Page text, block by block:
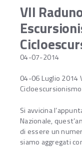
VII
04-07-2014
04-06 Luglio 2014
Cicloescursionismo
Si avvicina
Nazionale,
di essere un
siamo aggregati